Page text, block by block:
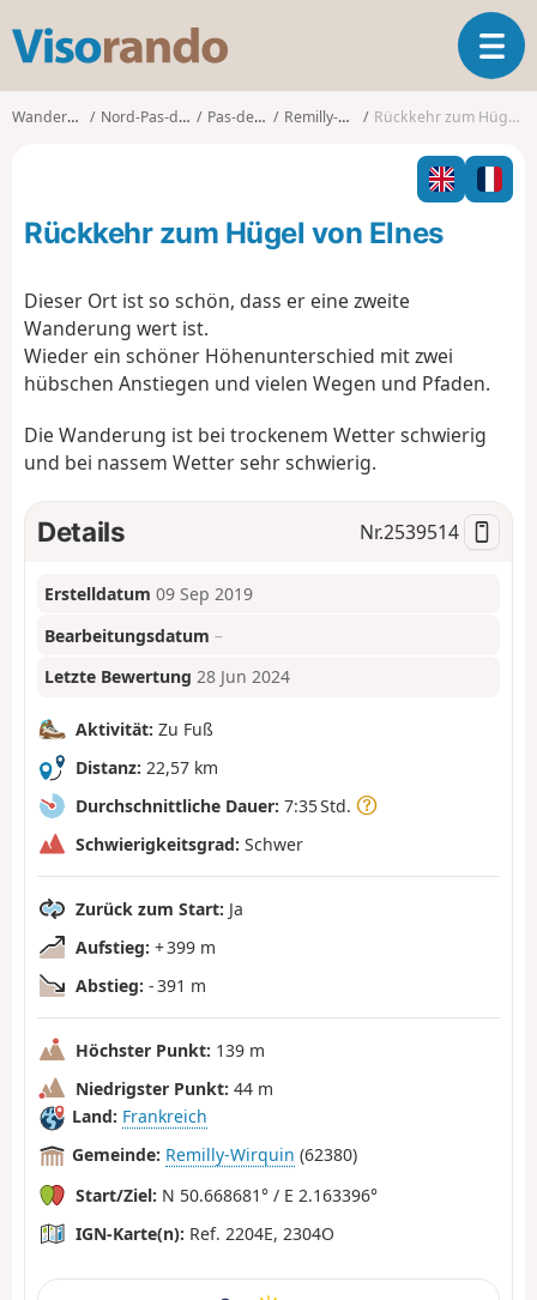
s
o
o
T
o
g
g
l
n
Wanderungen Nord-Pas-de-Calais Pas-de-Calais Remilly-Wirquin Rückkehr zum Hügel von Elnes
Rückkehr zum Hügel von Elnes
Dieser Ort ist so schön, dass er eine zweite
Wanderung wert ist.
Wieder ein schöner Höhenunterschied mit zwei
hübschen Anstiegen und vielen Wegen und Pfaden.
Die Wanderung ist bei trockenem Wetter schwierig
und bei nassem Wetter sehr schwierig.
Details Nr.2539514
Erstelldatum 09 Sep 2019
Bearbeitungsdatum –
Letzte Bewertung 28 Jun 2024
Aktivität: Zu Fuß
Distanz: 22,57 km
Durchschnittliche Dauer: 7:35 Std.
Schwierigkeitsgrad: Schwer
Zurück zum Start: Ja
Aufstieg: + 399 m
Abstieg: - 391 m
Höchster Punkt: 139 m
Niedrigster Punkt: 44 m
Land: Frankreich
Gemeinde: Remilly-Wirquin (62380)
Start/Ziel: N 50.668681° / E 2.163396°
IGN-Karte(n): Ref. 2204E, 2304O